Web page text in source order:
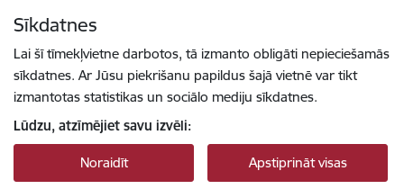
Sīkdatnes
Lai šī tīmekļvietne darbotos, tā izmanto obligāti nepieciešamās
sīkdatnes. Ar Jūsu piekrišanu papildus šajā vietnē var tikt
izmantotas statistikas un sociālo mediju sīkdatnes.
Lūdzu, atzīmējiet savu izvēli:
Noraidīt Apstiprināt visas